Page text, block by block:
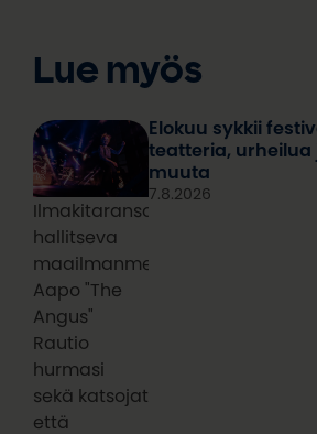
Lue myös
Ilmakitaransoiton
hallitseva
maailmanmestari
Aapo "The
Angus"
Rautio
hurmasi
sekä katsojat
että
Elokuu sykkii
teatteria, urheilua
muuta
7.8.2026